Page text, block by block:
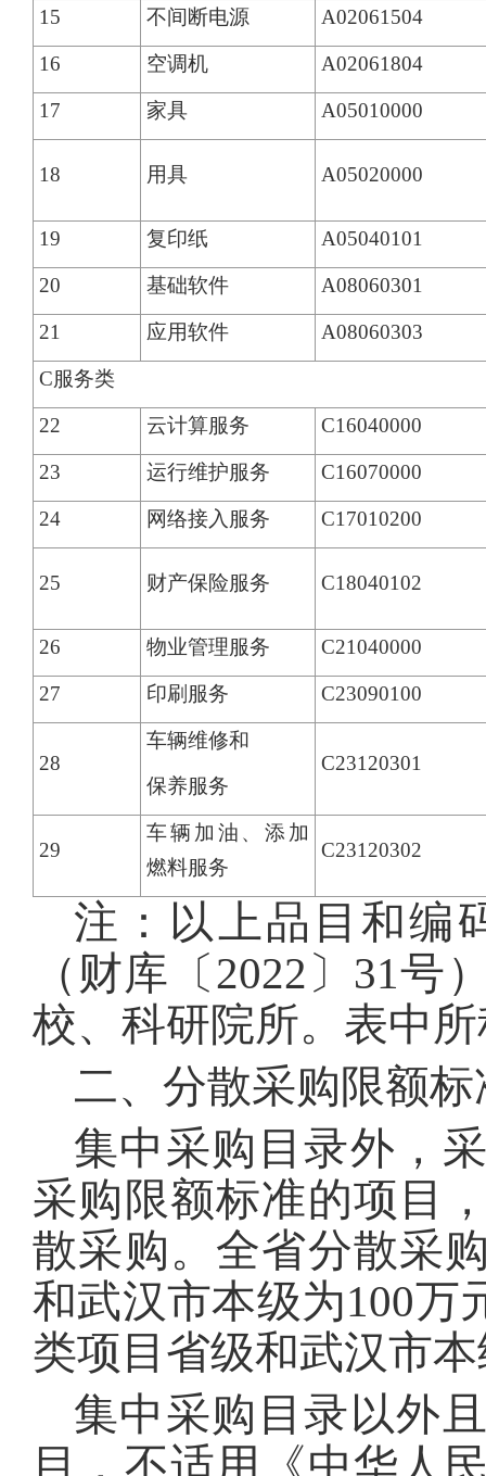
15 不间断电源 A02061504
16 空调机 A02061804
17 家具 A05010000
18 用具 A05020000
19 复印纸 A05040101
20 基础软件 A08060301
21 应用软件 A08060303
C服务类
22 云计算服务 C16040000
23 运行维护服务 C16070000
24 网络接入服务 C17010200
25 财产保险服务 C18040102
26 物业管理服务 C21040000
27 印刷服务 C23090100
28
车辆维修和
保养服务
C23120301
29
车辆加油、添加
燃料服务
C23120302
注：以上品目和编
（财库〔2022〕31
校、科研院所。表中
二、分散采购限额标
集中采购目录外，
采购限额标准的项目
散采购。全省分散采
和武汉市本级为100万
类项目省级和武汉市
集中采购目录以外
目，不适用《中华人